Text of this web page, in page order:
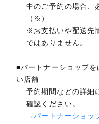
中のご予約の場合、
（※）
※お支払いや配送先
ではありません。
■パートナーショップ
い店舗
予約期間などの詳細
確認ください。
→パートナーショッ